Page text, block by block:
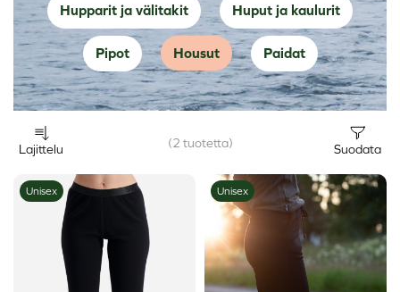
Hupparit ja välitakit Huput ja kaulurit
Pipot Housut Paidat
Lajittelu (2 tuotetta) Suodata
Unisex Unisex